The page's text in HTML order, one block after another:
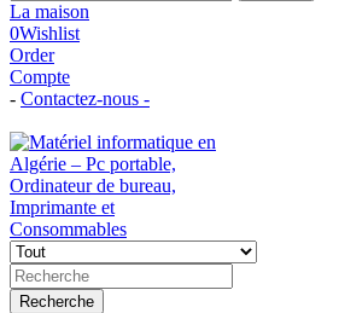
La maison
0Wishlist
Order
Compte
- Contactez-nous -
Recherche